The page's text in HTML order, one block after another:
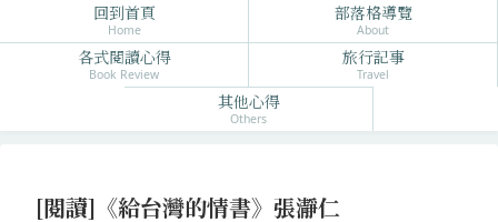
回到首頁
Home
部落格導覽
About
各式閱讀心得
Book Review
旅行記事
Travel
其他心得
Others
[閱讀]《給台灣的情書》張瀞仁